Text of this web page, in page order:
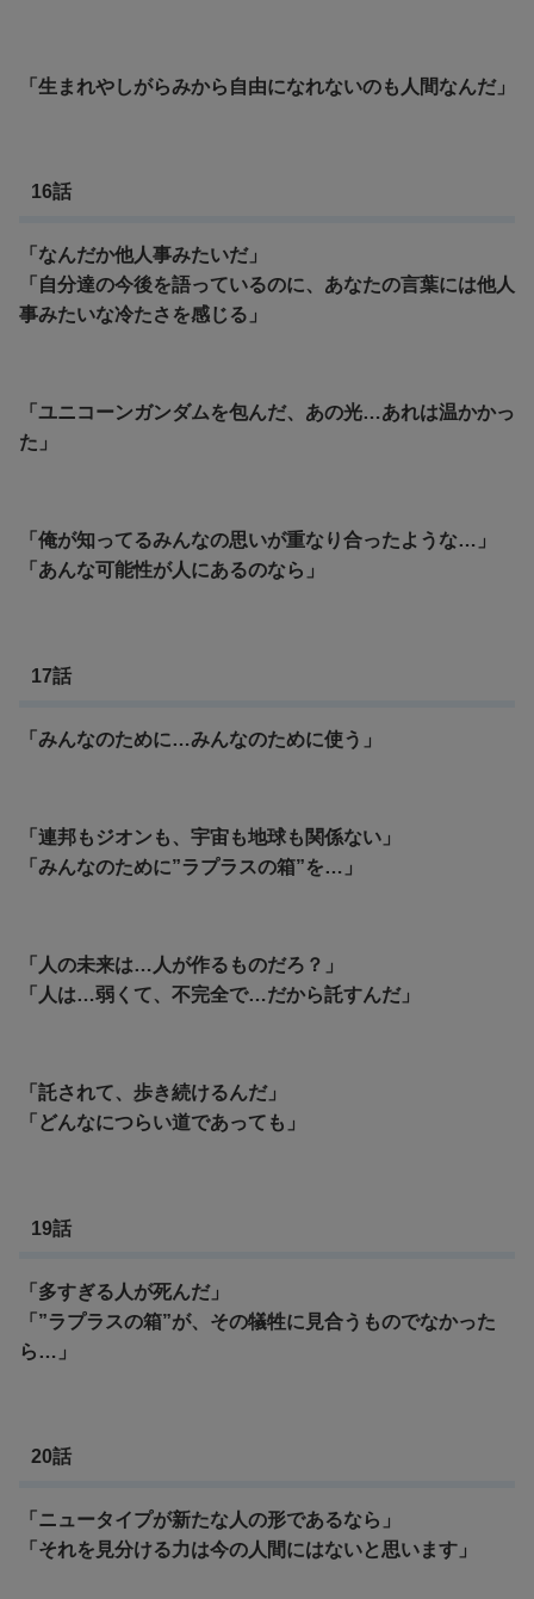
「生まれやしがらみから自由になれないのも人間なんだ」
16話
「なんだか他人事みたいだ」
「自分達の今後を語っているのに、あなたの言葉には他人
事みたいな冷たさを感じる」
「ユニコーンガンダムを包んだ、あの光…あれは温かかっ
た」
「俺が知ってるみんなの思いが重なり合ったような…」
「あんな可能性が人にあるのなら」
17話
「みんなのために…みんなのために使う」
「連邦もジオンも、宇宙も地球も関係ない」
「みんなのために”ラプラスの箱”を…」
「人の未来は…人が作るものだろ？」
「人は…弱くて、不完全で…だから託すんだ」
「託されて、歩き続けるんだ」
「どんなにつらい道であっても」
19話
「多すぎる人が死んだ」
「”ラプラスの箱”が、その犠牲に見合うものでなかった
ら…」
20話
「ニュータイプが新たな人の形であるなら」
「それを見分ける力は今の人間にはないと思います」